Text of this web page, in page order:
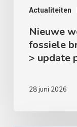
Actualiteiten
2026Nieuwe
fossiele
> update
28 juni 2026